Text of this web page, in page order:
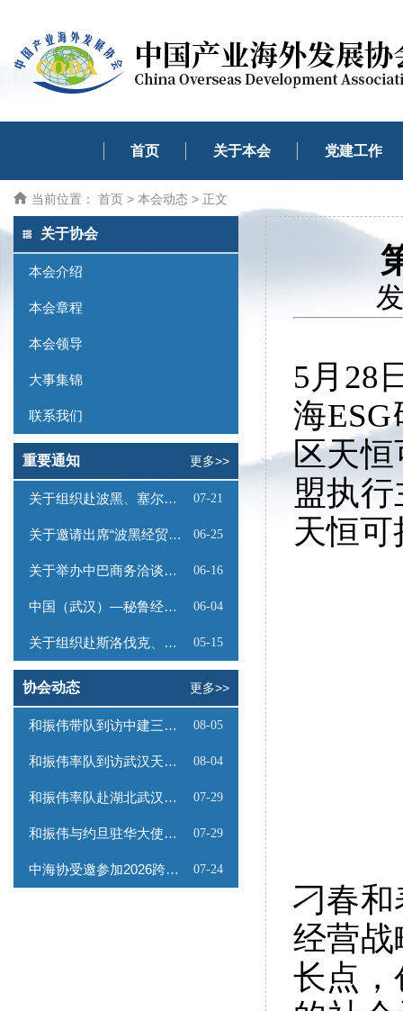
首页 关于本会 党建工作
当前位置： 首页 > 本会动态 > 正文
关于协会
本会介绍
本会章程
本会领导
大事集锦
联系我们
重要通知 更多>>
关于组织赴波黑、塞尔维亚商务考察的函 07-21
关于邀请出席“波黑经贸投资推介会”的函 06-25
关于举办中巴商务洽谈会的通知 06-16
中国（武汉）—秘鲁经贸合作推介会邀请函 06-04
关于组织赴斯洛伐克、奥地利商务考察的函 05-15
协会动态 更多>>
和振伟带队到访中建三局数字工程有限公司 08-05
和振伟率队到访武汉天源集团 08-04
和振伟率队赴湖北武汉调研 07-29
和振伟与约旦驻华大使会谈 07-29
中海协受邀参加2026跨境能源矿产出海专题路演会 07-24
5月28
海
区天恒
盟执
天恒
刁春和
经营战
长点，